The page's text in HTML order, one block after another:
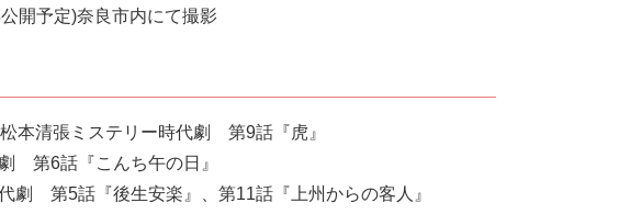
開予定)奈良市内にて撮影
本清張ミステリー時代劇 第9話『虎』
第6話『こんち午の日』
劇 第5話『後生安楽』、第11話『上州からの客人』